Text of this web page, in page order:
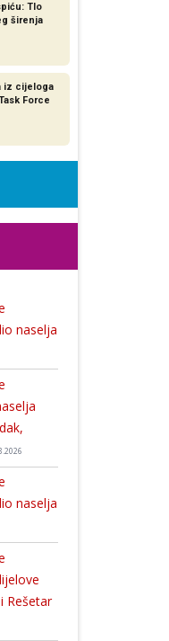
Tlo
širenja
iz cijeloga
Force
naselja
naselja
Rešetar